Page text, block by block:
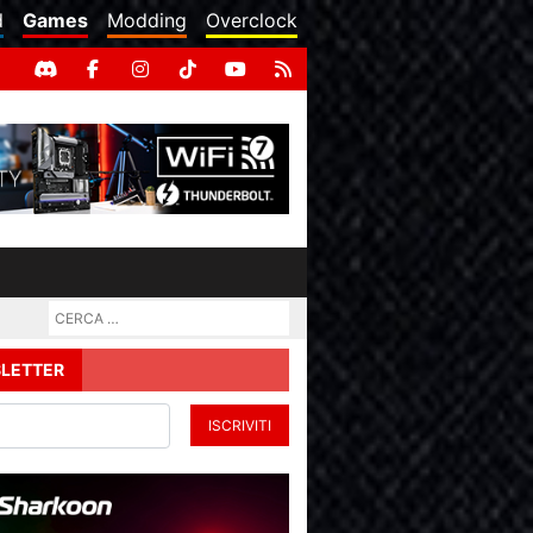
Games Modding Overclock
ISCRIVITI